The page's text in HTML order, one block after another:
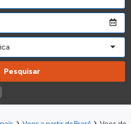
Pesquisar